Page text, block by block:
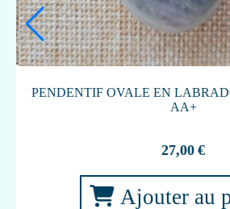
BRACELET DURGA
AMÉTHYSTE
32,00€
Article en rupture